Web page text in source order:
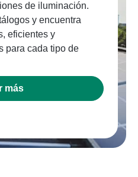
de iluminación.
y encuentra
eficientes y
para cada tipo de
más